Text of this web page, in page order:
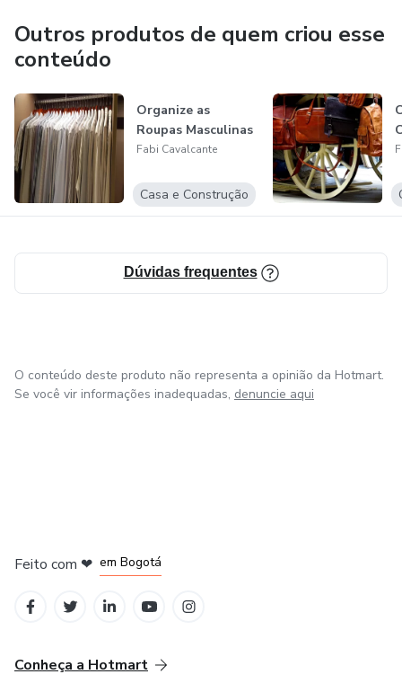
Outros produtos de quem criou esse
conteúdo
Organize as
Roupas Masculinas
Fabi Cavalcante
Casa e Construção
Dúvidas frequentes
O conteúdo deste produto não representa a opinião da Hotmart.
Se você vir informações inadequadas, denuncie aqui
Feito com ❤ em Bogotá
Conheça a Hotmart